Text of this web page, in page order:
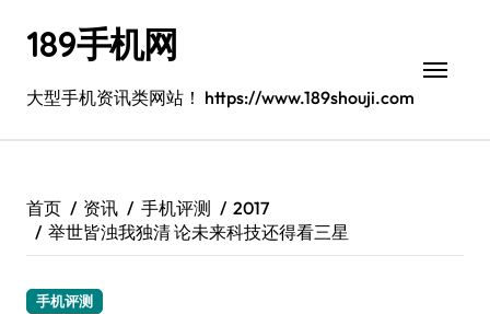
189手机网
大型手机资讯类网站！ https://www.189shouji.com
首页 资讯 手机评测
2017
举世皆浊我独清 论未来科技还得看三星
手机评测